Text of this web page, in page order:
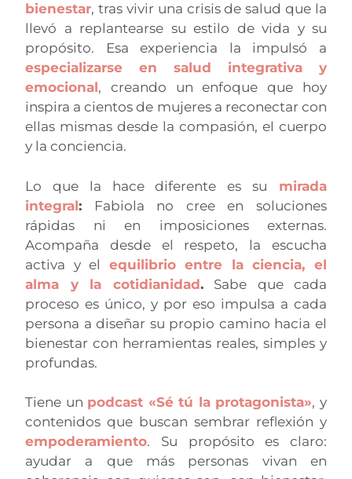
bienestar, tras vivir una crisis de salud que la
llevó a replantearse su estilo de vida y su
propósito. Esa experiencia la impulsó a
especializarse en salud integrativa y
emocional, creando un enfoque que hoy
inspira a cientos de mujeres a reconectar con
ellas mismas desde la compasión, el cuerpo
y la conciencia.
Lo que la hace diferente es su mirada
integral: Fabiola no cree en soluciones
rápidas ni en imposiciones externas.
Acompaña desde el respeto, la escucha
activa y el equilibrio entre la ciencia, el
alma y la cotidianidad.Sabe que cada
proceso es único, y por eso impulsa a cada
persona a diseñar su propio camino hacia el
bienestar con herramientas reales, simples y
profundas.
Tiene un podcast «Sé tú la protagonista», y
contenidos que buscan sembrar reflexión y
empoderamiento. Su propósito es claro:
ayudar a que más personas vivan en